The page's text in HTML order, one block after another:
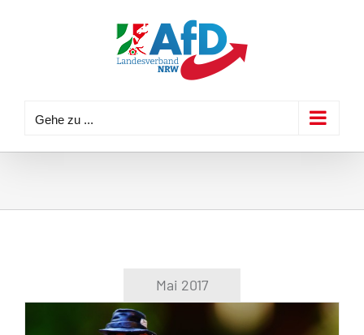
Gehe zu ...
Mai 2017